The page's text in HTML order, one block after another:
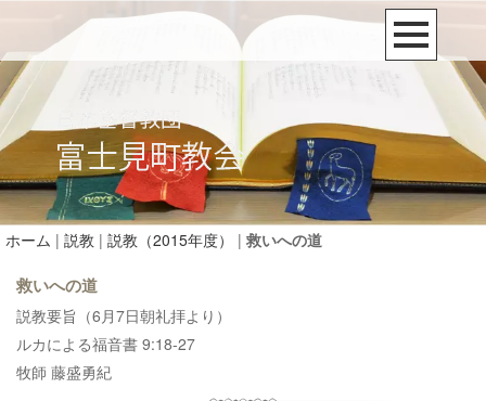
ホーム | 説教 | 説教（2015年度） | 救いへの道
救いへの道
説教要旨（6月7日朝礼拝より）
ルカによる福音書 9:18-27
牧師 藤盛勇紀